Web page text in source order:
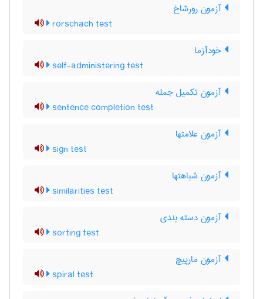
آزمون رورشاخ
rorschach test
خودآزما
self-administering test
آزمون تکمیل جمله
sentence completion test
آزمون علامتها
sign test
آزمون شباهتها
similarities test
آزمون دسته بندی
sorting test
آزمون مارپیچ
spiral test